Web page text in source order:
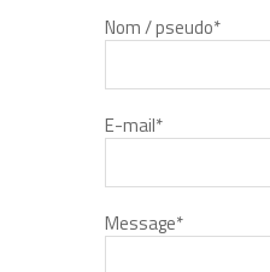
Nom / pseudo*
E-mail*
Message*